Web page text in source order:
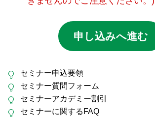
申し込みへ進む
セミナー申込要領
セミナー質問フォーム
セミナーアカデミー割引
セミナーに関するFAQ